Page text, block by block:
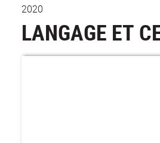
2020
LANGAGE ET